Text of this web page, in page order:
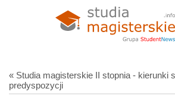
« Studia magisterskie II stopnia - kierunki
predyspozycji